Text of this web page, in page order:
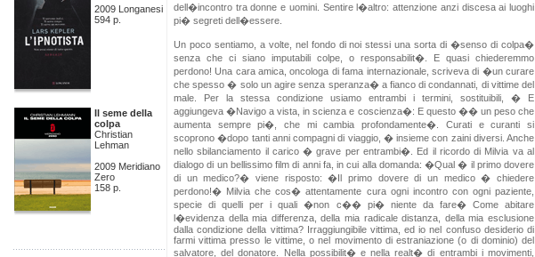
2009 Longanesi
594 p.
Il seme della
colpa
Christian
Lehman
2009 Meridiano
Zero
158 p.
dell�incontro tra donne e uomini. Sentire l�altro: attenzione anzi discesa ai luoghi
pi� segreti dell�essere.
Un poco sentiamo, a volte, nel fondo di noi stessi una sorta di �senso di colpa�
senza che ci siano imputabili colpe, o responsabilit�. E quasi chiederemmo
perdono! Una cara amica, oncologa di fama internazionale, scriveva di �un curare
che spesso � solo un agire senza speranza� a fianco di condannati, di vittime del
male. Per la stessa condizione usiamo entrambi i termini, sostituibili, � E
aggiungeva �Navigo a vista, in scienza e coscienza�: E questo �� un peso che
aumenta sempre pi�, che mi cambia profondamente�. Curati e curanti si
scoprono �dopo tanti anni compagni di viaggio, � insieme con zaini diversi. Anche
nello sbilanciamento il carico � grave per entrambi�. Ed il ricordo di Milvia va al
dialogo di un bellissimo film di anni fa, in cui alla domanda: �Qual � il primo dovere
di un medico?� viene risposto: �Il primo dovere di un medico � chiedere
perdono!� Milvia che cos� attentamente cura ogni incontro con ogni paziente,
specie di quelli per i quali �non c�� pi� niente da fare� Come abitare
l�evidenza della mia differenza, della mia radicale distanza, della mia esclusione
dalla condizione della vittima? Irraggiungibile vittima, ed io nel confuso desiderio di
farmi vittima presso le vittime, o nel movimento di estraniazione (o di dominio) del
salvatore, del donatore. Nella possibilit� e nella realt� di entrambi i movimenti,